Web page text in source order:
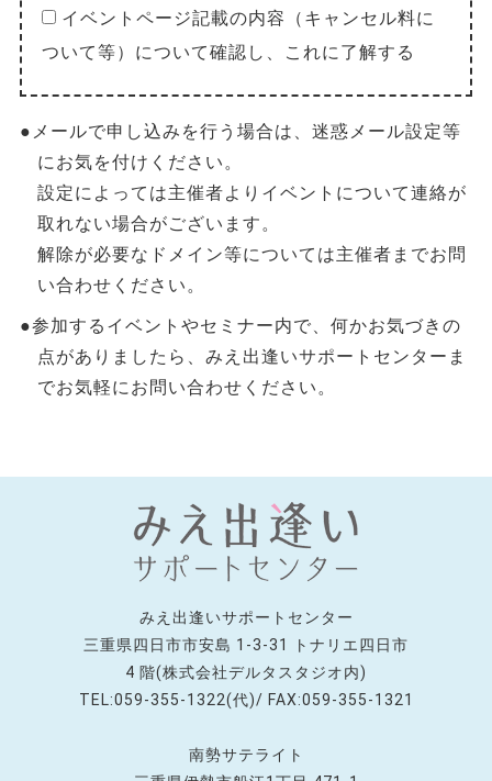
イベントページ記載の内容（キャンセル料に
ついて等）について確認し、これに了解する
●メールで申し込みを行う場合は、迷惑メール設定等
にお気を付けください。
設定によっては主催者よりイベントについて連絡が
取れない場合がございます。
解除が必要なドメイン等については主催者までお問
い合わせください。
●参加するイベントやセミナー内で、何かお気づきの
点がありましたら、みえ出逢いサポートセンターま
でお気軽にお問い合わせください。
みえ出逢いサポートセンター
三重県四日市市安島 1-3-31 トナリエ四日市
4 階(株式会社デルタスタジオ内)
TEL:059-355-1322(代)/ FAX:059-355-1321
南勢サテライト